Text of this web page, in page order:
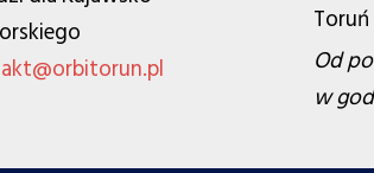
Toruń
Od
w